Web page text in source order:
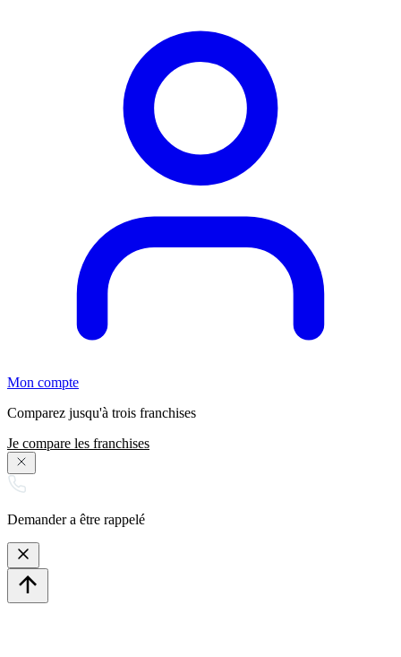
Mon compte
Comparez jusqu'à trois franchises
Je compare les franchises
Demander a être rappelé